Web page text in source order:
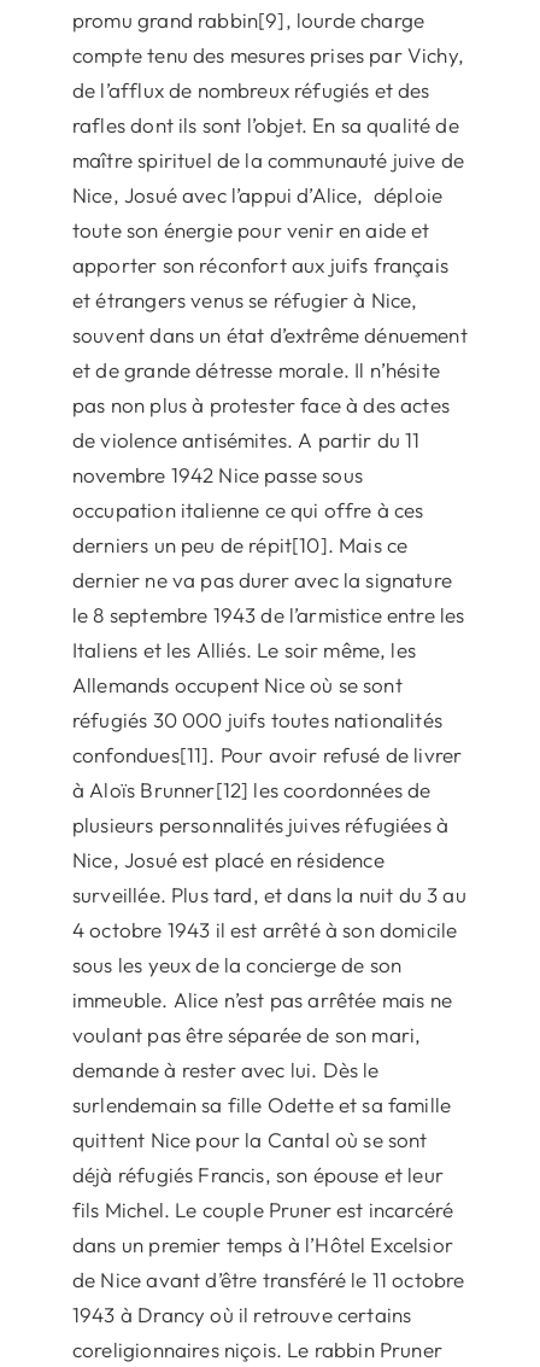
promu grand rabbin[9], lourde charge
compte tenu des mesures prises par Vichy,
de l’afflux de nombreux réfugiés et des
rafles dont ils sont l’objet. En sa qualité de
maître spirituel de la communauté juive de
Nice, Josué avec l’appui d’Alice, déploie
toute son énergie pour venir en aide et
apporter son réconfort aux juifs français
et étrangers venus se réfugier à Nice,
souvent dans un état d’extrême dénuement
et de grande détresse morale. Il n’hésite
pas non plus à protester face à des actes
de violence antisémites. A partir du 11
novembre 1942 Nice passe sous
occupation italienne ce qui offre à ces
derniers un peu de répit[10]. Mais ce
dernier ne va pas durer avec la signature
le 8 septembre 1943 de l’armistice entre les
Italiens et les Alliés. Le soir même, les
Allemands occupent Nice où se sont
réfugiés 30 000 juifs toutes nationalités
confondues[11]. Pour avoir refusé de livrer
à Aloïs Brunner[12] les coordonnées de
plusieurs personnalités juives réfugiées à
Nice, Josué est placé en résidence
surveillée. Plus tard, et dans la nuit du 3 au
4 octobre 1943 il est arrêté à son domicile
sous les yeux de la concierge de son
immeuble. Alice n’est pas arrêtée mais ne
voulant pas être séparée de son mari,
demande à rester avec lui. Dès le
surlendemain sa fille Odette et sa famille
quittent Nice pour la Cantal où se sont
déjà réfugiés Francis, son épouse et leur
fils Michel. Le couple Pruner est incarcéré
dans un premier temps à l’Hôtel Excelsior
de Nice avant d’être transféré le 11 octobre
1943 à Drancy où il retrouve certains
coreligionnaires niçois. Le rabbin Pruner